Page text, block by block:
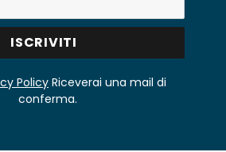
Policy Riceverai una mail di
conferma.